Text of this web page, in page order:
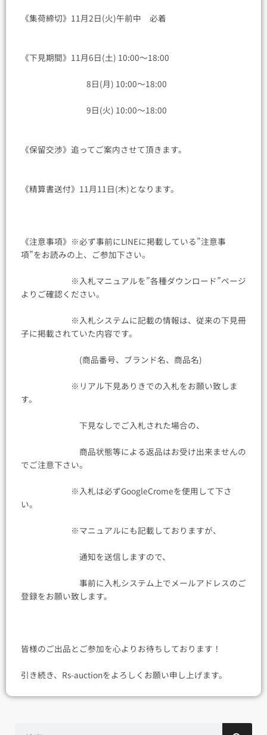
《集荷締切》11月2日(火)午前中 必着
《下見期間》11月6日(土) 10:00〜18:00
8日(月) 10:00〜18:00
9日(火) 10:00〜18:00
《保留交渉》追ってご案内させて頂きます。
《精算書送付》11月11日(木)となります。
《注意事項》※必ず事前にLINEに掲載している”注意事
項”をお読みの上、ご参加下さい。
※入札マニュアルを”各種ダウンロード”ページ
よりご確認ください。
※入札システムに記載の情報は、従来の下見冊
子に掲載されていた内容です。
(商品番号、ブランド名、商品名)
※リアル下見ありきでの入札をお願い致しま
す。
下見なしでご入札された場合の、
商品状態等による返品はお受け出来ませんの
でご注意下さい。
※入札は必ずGoogleCromeを使用して下さ
い。
※マニュアルにも記載しておりますが、
通知を送信しますので、
事前に入札システム上でメールアドレスのご
登録をお願い致します。
皆様のご出品とご参加を心よりお待ちしております！
引き続き、Rs-auctionをよろしくお願い申し上げます。